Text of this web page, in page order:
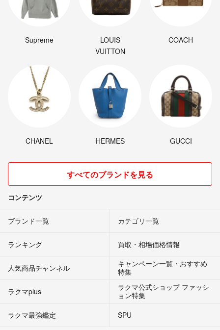
Supreme
LOUIS
VUITTON
COACH
CHANEL HERMES GUCCI
すべてのブランドを見る
コンテンツ
ブランド一覧 カテゴリ一覧
ランキング 買取・相場価格情報
人気商品チャンネル
キャンペーン一覧・おすすめ
特集
ラクマplus
ラクマ公式ショップ ファッシ
ョン特集
ラクマ最強鑑定
SPU